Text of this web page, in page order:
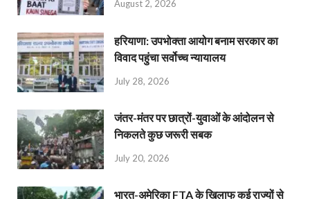
August 2, 2026
हरियाणा: उपभोक्ता आयोग बनाम सरकार का
विवाद पहुंचा सर्वोच्च न्यायालय
July 28, 2026
जंतर-मंतर पर छात्रों-युवाओं के आंदोलन से
निकलते कुछ जरूरी सबक
July 20, 2026
भारत-अमेरिका FTA के खिलाफ कई राज्यों से